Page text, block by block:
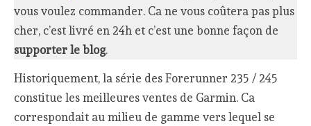
vous voulez commander. Ca ne vous coûtera pas plus
cher, c’est livré en 24h et c’est une bonne façon de
supporter le blog.
Historiquement, la série des Forerunner 235 / 245
constitue les meilleures ventes de Garmin. Ca
correspondait au milieu de gamme vers lequel se